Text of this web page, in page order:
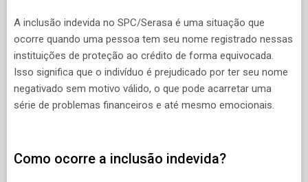
A inclusão indevida no SPC/Serasa é uma situação que
ocorre quando uma pessoa tem seu nome registrado nessas
instituições de proteção ao crédito de forma equivocada.
Isso significa que o indivíduo é prejudicado por ter seu nome
negativado sem motivo válido, o que pode acarretar uma
série de problemas financeiros e até mesmo emocionais.
Como ocorre a inclusão indevida?